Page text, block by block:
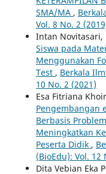
SMA/MA ,
Vol. 8 No. 2
Intan Novitasari,
Siswa pada
Menggunakan
Test , Berkala
10 No. 2 (2021)
Esa Fitriana
Pengembangan
Berbasis
Meningkatkan
Peserta Didik ,
(BioEdu): Vol. 12
Dita Vebian Eka